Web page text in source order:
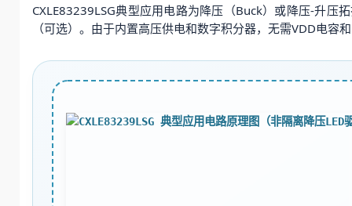
CXLE83239LSG典型应用电路为降压（Buck）或降压-升压
（可选）。由于内置高压供电和数字积分器，无需VDD电